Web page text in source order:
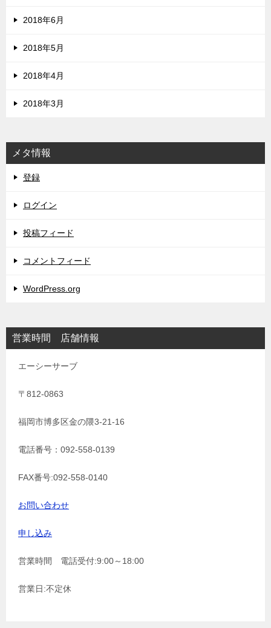
2018年6月
2018年5月
2018年4月
2018年3月
メタ情報
登録
ログイン
投稿フィード
コメントフィード
WordPress.org
営業時間 店舗情報
エーシーサーブ
〒812-0863
福岡市博多区金の隈3-21-16
電話番号：092-558-0139
FAX番号:092-558-0140
お問い合わせ
申し込み
営業時間 電話受付:9:00～18:00
営業日:不定休